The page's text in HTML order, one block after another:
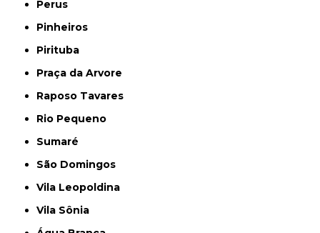
Perus
Pinheiros
Pirituba
Praça da Arvore
Raposo Tavares
Rio Pequeno
Sumaré
São Domingos
Vila Leopoldina
Vila Sônia